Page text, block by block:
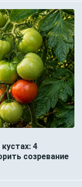
4
созревание